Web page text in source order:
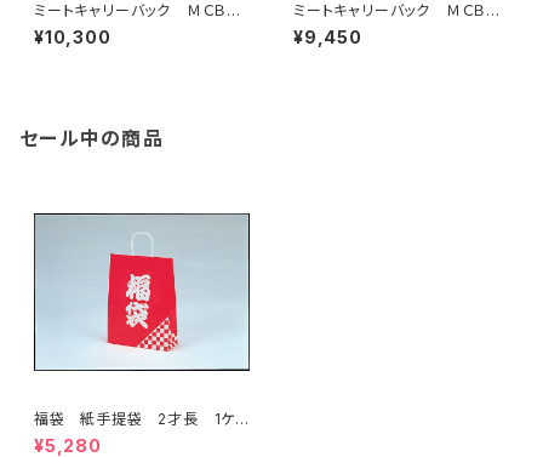
ミートキャリーバック ＭＣＢ－
20 紐付 500枚（50枚×10
冊）
¥10,300
ミートキャリーバック ＭＣＢ－
20ロング 紐付 400枚（50
枚×8冊）
¥9,450
セール中の商品
福袋 紙手提袋 2才長 1ケ
ース200枚入り 限定特価品
¥5,280